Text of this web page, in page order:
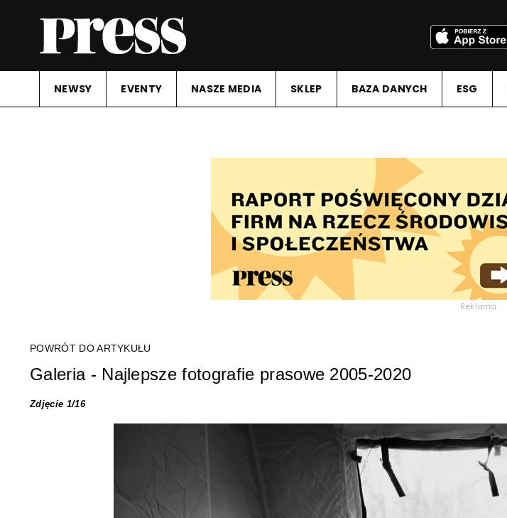
NEWSY EVENTY NASZE MEDIA SKLEP BAZA DANYCH ESG
Reklama
POWRÓT DO ARTYKUŁU
Galeria - Najlepsze fotografie prasowe 2005-2020
Zdjęcie 1/16